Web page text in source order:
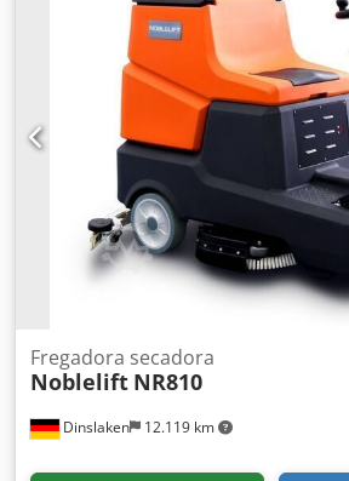
Dinslaken 12.119 km
Fregadora secadora
Noblelift NR810